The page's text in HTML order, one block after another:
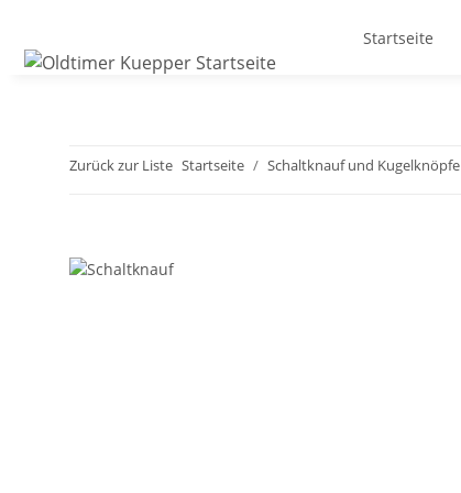
Startseite
Zurück zur Liste Startseite Schaltknauf und Kugelknöpfe